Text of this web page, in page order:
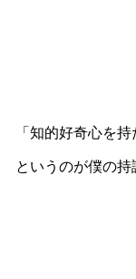
「知的好奇心を
というのが僕の持